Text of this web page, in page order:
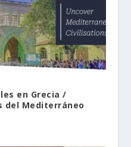
en Grecia /
del Mediterráneo